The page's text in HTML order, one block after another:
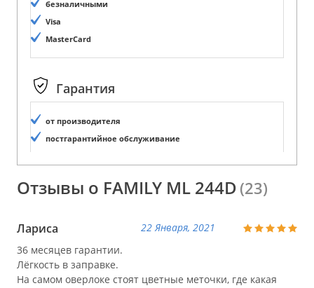
безналичными
Visa
MasterCard
Гарантия
от производителя
постгарантийное обслуживание
Отзывы о FAMILY ML 244D (23)
Лариса
22 Января, 2021
36 месяцев гарантии.
Лёгкость в заправке.
На самом оверлоке стоят цветные меточки, где какая